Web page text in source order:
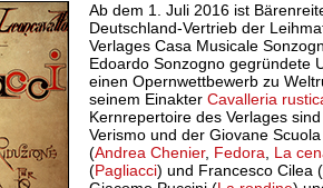
Ab dem 1. Juli 2016 ist
Deutschland-Vertrieb der
Verlages Casa Musicale
Edoardo Sonzogno gegründete
einen Opernwettbewerb zu
seinem Einakter Cavalleria
Kernrepertoire des Verlages
Verismo und der Giovane
(Andrea Chenier, Fedora
La
(Pagliacci) und Francesco Cilea (